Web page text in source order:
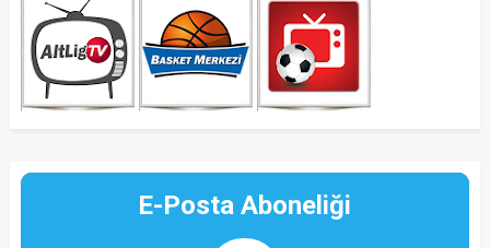
E-Posta Aboneliği